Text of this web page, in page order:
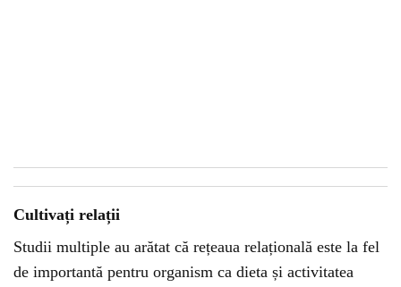
Cultivați relații
Studii multiple au arătat că rețeaua relațională este la fel
de importantă pentru organism ca dieta și activitatea